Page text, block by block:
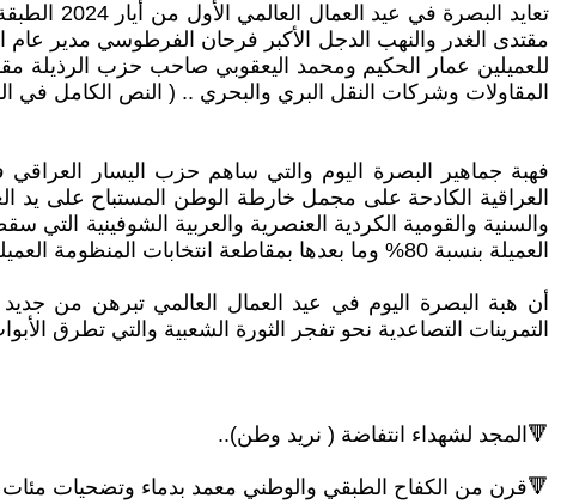
تعايد
مقتدى الغدر والنهب الدجل الأكبر فرحان الفرطوسي مدير
للعميلين عمار الحكيم ومحمد اليعقوبي صاحب حزب الرذيلة
المقاولات وشركات النقل البري والبحري .. ( النص الكامل في
فهبة جماهير البصرة اليوم والتي ساهم حزب اليسار
العراقية الكادحة على مجمل خارطة الوطن المستباح على يد
العميلة بنسبة 80% وما بعدها بمقاطعة انتخابات المنظومة العميلة " المبكرة" بنسبة 86% .
أن هبة البصرة اليوم في عيد العمال العالمي تبرهن من
التمرينات التصاعدية نحو تفجر الثورة الشعبية والتي تطرق
🔻المجد لشهداء انتفاضة ( نريد وطن)..
🔻قرن من الكفاح الطبقي والوطني معمد بدماء وتضحيات